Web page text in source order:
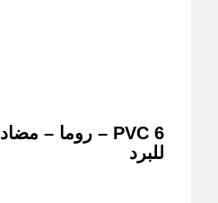
PVC 6 – روما – مضاد
للبرد